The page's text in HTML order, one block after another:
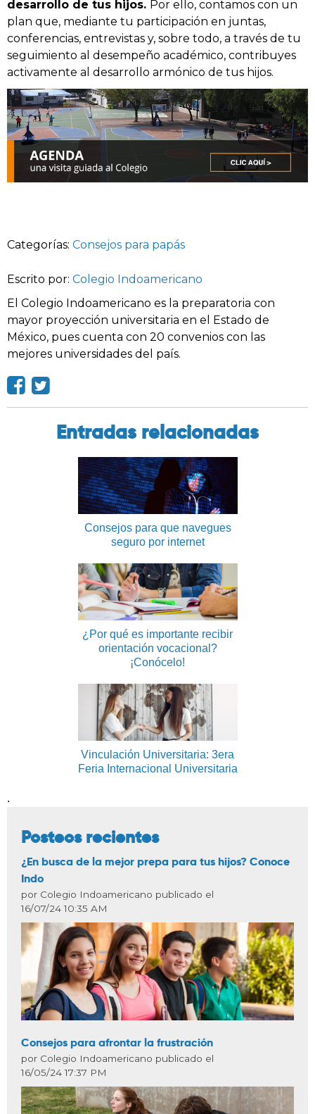
desarrollo de tus hijos. Por ello, contamos con un
plan que, mediante tu participación en juntas,
conferencias, entrevistas y, sobre todo, a través de tu
seguimiento al desempeño académico, contribuyes
activamente al desarrollo armónico de tus hijos.
Categorías: Consejos para papás
Escrito por: Colegio Indoamericano
El Colegio Indoamericano es la preparatoria con
mayor proyección universitaria en el Estado de
México, pues cuenta con 20 convenios con las
mejores universidades del país.
Entradas relacionadas
Consejos para que navegues
seguro por internet
¿Por qué es importante recibir
orientación vocacional?
¡Conócelo!
Vinculación Universitaria: 3era
Feria Internacional Universitaria
.
Posteos recientes
¿En busca de la mejor prepa para tus hijos? Conoce
Indo
por Colegio Indoamericano publicado el
16/07/24 10:35 AM
Consejos para afrontar la frustración
por Colegio Indoamericano publicado el
16/05/24 17:37 PM